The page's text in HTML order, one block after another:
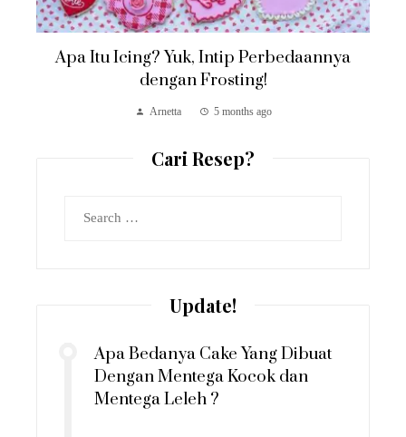
Apa Itu Icing? Yuk, Intip Perbedaannya
dengan Frosting!
Arnetta 5 months ago
Cari Resep?
Update!
Apa Bedanya Cake Yang Dibuat
Dengan Mentega Kocok dan
Mentega Leleh ?